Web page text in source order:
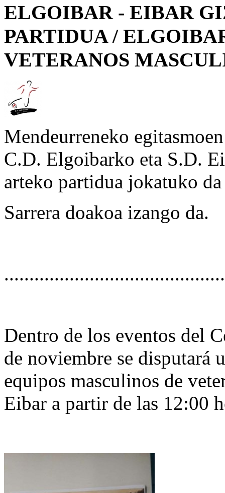
ELGOIBAR - EIBAR
PARTIDUA /
VETERANOS
Mendeurreneko
C.D. Elgoibarko eta S.D.
arteko partidua jokatuko
Sarrera doakoa izango da.
Dentro de los eventos del
de noviembre se disputará
equipos masculinos de
Eibar a partir de las 12:00